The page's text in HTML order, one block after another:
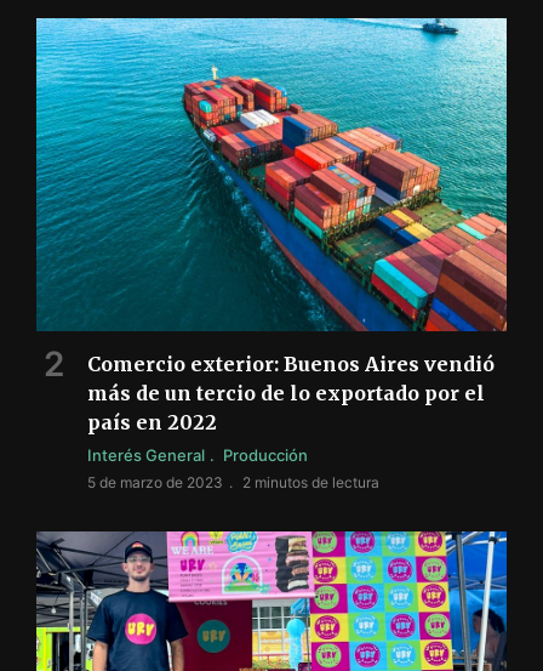
Comercio exterior: Buenos Aires vendió
más de un tercio de lo exportado por el
país en 2022
Interés General Producción
5 de marzo de 2023 2 minutos de lectura